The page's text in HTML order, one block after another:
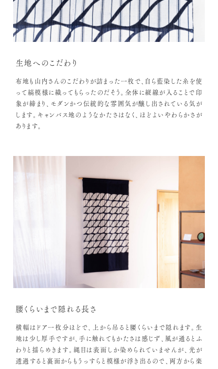
生地へのこだわり
布地も山内さんのこだわりが詰まった一枚で、自ら藍染した糸を使
って縞模様に織ってもらったのだそう。全体に縦線が入ることで印
象が締まり、モダンかつ伝統的な雰囲気が醸し出されている気が
します。キャンバス地のようなかたさはなく、ほどよいやわらかさが
あります。
腰くらいまで隠れる長さ
横幅はドア一枚分ほどで、上から吊ると腰くらいまで隠れます。生
地は少し厚手ですが、手に触れてもかたさは感じず、風が通るとふ
わりと揺らめきます。縄目は表面しか染められていませんが、光が
透過すると裏面からもうっすらと模様が浮き出るので、両方から楽